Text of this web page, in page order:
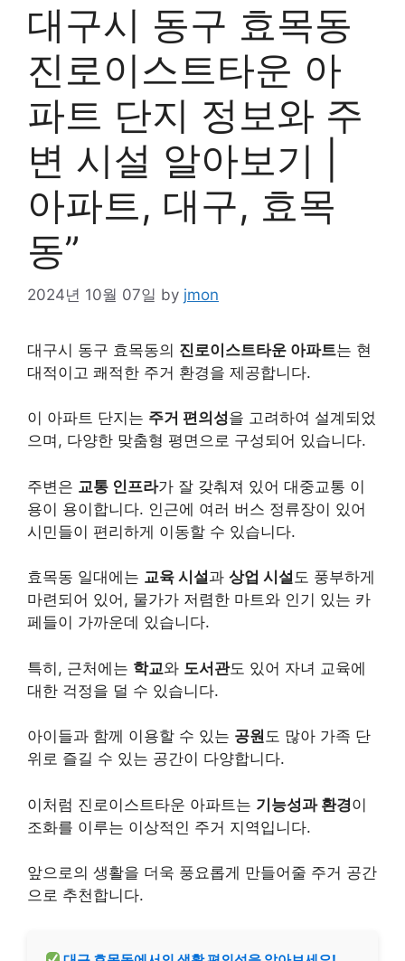
대구시 동구 효목동
진로이스트타운 아
파트 단지 정보와 주
변 시설 알아보기 |
아파트, 대구, 효목
동”
2024년 10월 07일 by jmon
대구시 동구 효목동의 진로이스트타운 아파트는 현
대적이고 쾌적한 주거 환경을 제공합니다.
이 아파트 단지는 주거 편의성을 고려하여 설계되었
으며, 다양한 맞춤형 평면으로 구성되어 있습니다.
주변은 교통 인프라가 잘 갖춰져 있어 대중교통 이
용이 용이합니다. 인근에 여러 버스 정류장이 있어
시민들이 편리하게 이동할 수 있습니다.
효목동 일대에는 교육 시설과 상업 시설도 풍부하게
마련되어 있어, 물가가 저렴한 마트와 인기 있는 카
페들이 가까운데 있습니다.
특히, 근처에는 학교와 도서관도 있어 자녀 교육에
대한 걱정을 덜 수 있습니다.
아이들과 함께 이용할 수 있는 공원도 많아 가족 단
위로 즐길 수 있는 공간이 다양합니다.
이처럼 진로이스트타운 아파트는 기능성과 환경이
조화를 이루는 이상적인 주거 지역입니다.
앞으로의 생활을 더욱 풍요롭게 만들어줄 주거 공간
으로 추천합니다.